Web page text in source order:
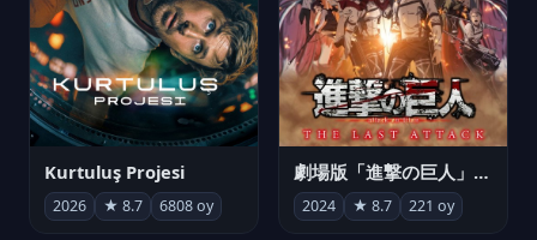
Kurtuluş Projesi
2026 ★ 8.7 6808 oy
劇場版「進撃の巨人」完結編 THE LAST ATTACK
2024 ★ 8.7 221 oy